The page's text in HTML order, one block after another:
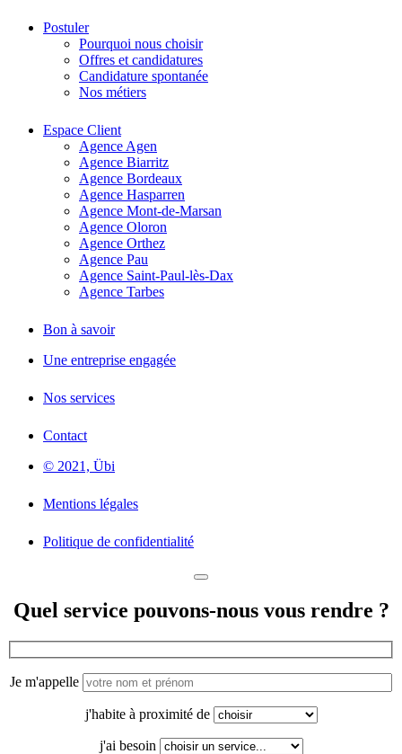
Postuler
Pourquoi nous choisir
Offres et candidatures
Candidature spontanée
Nos métiers
Espace Client
Agence Agen
Agence Biarritz
Agence Bordeaux
Agence Hasparren
Agence Mont-de-Marsan
Agence Oloron
Agence Orthez
Agence Pau
Agence Saint-Paul-lès-Dax
Agence Tarbes
Bon à savoir
Une entreprise engagée
Nos services
Contact
© 2021, Übi
Mentions légales
Politique de confidentialité
Quel service pouvons-nous vous rendre ?
Je m'appelle
j'habite à proximité de
j'ai besoin